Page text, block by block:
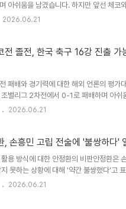
아쉬움을 남겼습니다. 하지만 앞선 체코
2위 자리를 유지했습니다. 따라서 32강
났으며, 이러한 전술로는 공격수들이 어
기적인 플레이 주문 부족을 문제 삼으며,
력 저하와 향후 전망에 대한 우려김신영은
2026.06.21
전 졸전, 한국 축구 16강 진출
패배와 경기력에 대한 해외 언론의 평가
별리그 2차전에서 0-1로 패배하며 아쉬
경기력에 대해 혹평을 쏟아냈습니다. 특
지 못했으며, 점유율은 높았으나 크로스
출 가능성이번 패배로 한국은 1승 1패, 승
2026.06.21
, 손흥민 고립 전술에 '불쌍하다'
용 방식에 대한 안정환의 비판안정환은
지 못하는 상황에 대해 '약간 불쌍했다'고
전술이 선수에게 큰 부담을 준다고 지적했
2026.06.21